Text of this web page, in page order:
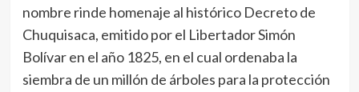
nombre rinde homenaje al histórico Decreto de
Chuquisaca, emitido por el Libertador Simón
Bolívar en el año 1825, en el cual ordenaba la
siembra de un millón de árboles para la protección